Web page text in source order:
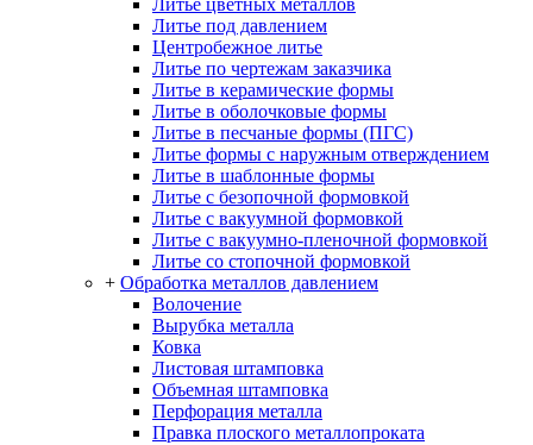
Литье цветных металлов
Литье под давлением
Центробежное литье
Литье по чертежам заказчика
Литье в керамические формы
Литье в оболочковые формы
Литье в песчаные формы (ПГС)
Литье формы с наружным отверждением
Литье в шаблонные формы
Литье с безопочной формовкой
Литье с вакуумной формовкой
Литье с вакуумно-пленочной формовкой
Литье со стопочной формовкой
+ Обработка металлов давлением
Волочение
Вырубка металла
Ковка
Листовая штамповка
Объемная штамповка
Перфорация металла
Правка плоского металлопроката